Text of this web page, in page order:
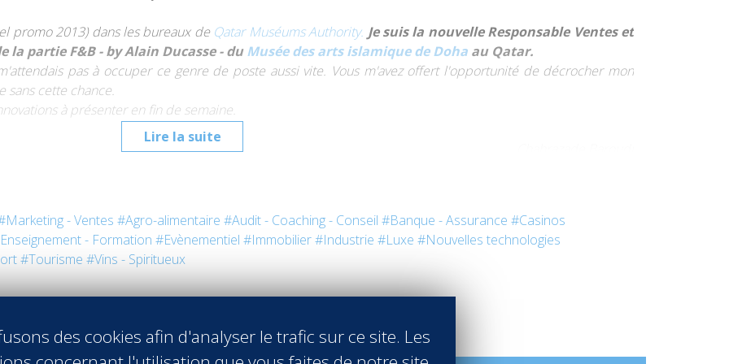
Lire la suite
promo 2013) dans les bureaux de Qatar Muséums Authority. Je suis la nouvelle Responsable Ventes et
partie F&B - by Alain Ducasse - duMusée des arts islamique de Doha au Qatar.
pas à occuper ce genre de poste aussi vite. Vous m'avez offert l'opportunité de décrocher mon
sans cette chance.
à présenter en fin de semaine.
de l’hôtellerie ?
cultures, concepts d'hôtels et restaurants. En me renseignant sur les industries à potentiel d'embauche
une valeur sûre pour mon futur. Ce secteur est moins sensible à la crise que d'autres.
serait une valeur ajoutée et je ne me suis pas trompée en ce qui concerne celle de Vatel.
- Ventes #Agro-alimentaire #Audit - Coaching - Conseil #Banque - Assurance #Casinos
- Formation #Evènementiel #Immobilier#Industrie #Luxe #Nouvelles technologies
#Tourisme #Vins - Spiritueux
des cookies afin d'analyser le trafic sur ce site. Les